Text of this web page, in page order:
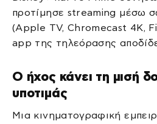
προτίμησε streaming μέσω
(Apple TV, Chromecast 4K,
app της τηλεόρασης
Ο ήχος κάνει τη μισή
υποτιμάς
Μια κινηματογραφική